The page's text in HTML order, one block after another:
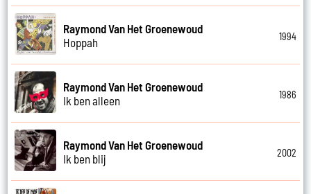
Raymond Van Het Groenewoud
Hoppah
1994
Raymond Van Het Groenewoud
Ik ben alleen
1986
Raymond Van Het Groenewoud
Ik ben blij
2002